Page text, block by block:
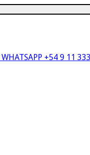
WHATSAPP +54 9 11